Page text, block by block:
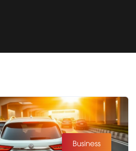
Business